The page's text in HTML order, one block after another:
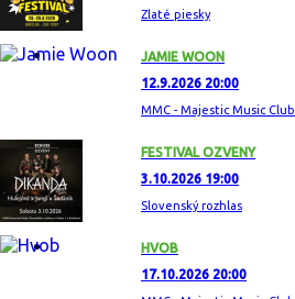
Zlaté piesky
JAMIE WOON
12.9.2026 20:00
MMC - Majestic Music Club
FESTIVAL OZVENY
3.10.2026 19:00
Slovenský rozhlas
HVOB
17.10.2026 20:00